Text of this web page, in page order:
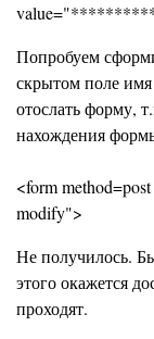
Попробуем
скрытом поле имя
отослать форму,
нахождения
<form
modify">
Не получилось.
этого окажется
проходят.